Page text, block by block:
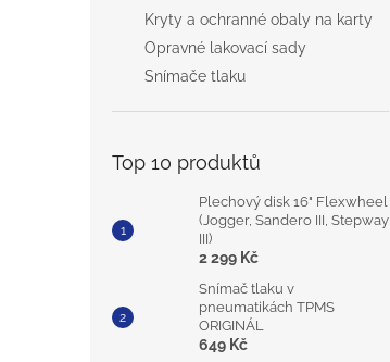
Kryty a ochranné obaly na karty
Opravné lakovací sady
Snímače tlaku
Top 10 produktů
Plechový disk 16" Flexwheel
(Jogger, Sandero III, Stepway
III)
2 299 Kč
Snímač tlaku v
pneumatikách TPMS
ORIGINÁL
649 Kč